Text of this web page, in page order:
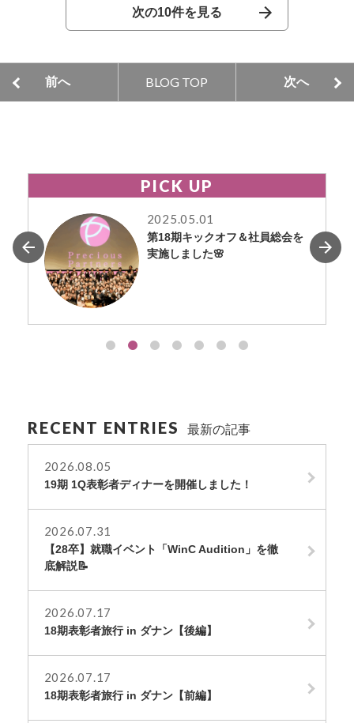
次の10件を見る
前へ BLOG TOP 次へ
PICK UP
2025.05.01
第18期キックオフ＆社員総会を
実施しました🌸
RECENT ENTRIES 最新の記事
2026.08.05
19期 1Q表彰者ディナーを開催しました！
2026.07.31
【28卒】就職イベント「WinC Audition」を徹
底解説📝
2026.07.17
18期表彰者旅行 in ダナン【後編】
2026.07.17
18期表彰者旅行 in ダナン【前編】